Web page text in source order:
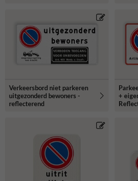
Verkeersbord niet parkeren
uitgezonderd bewoners -
reflecterend
+